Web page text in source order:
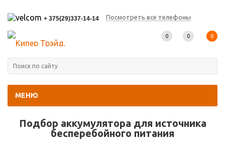
+ 375(29)337-14-14 Посмотреть все телефоны
МЕНЮ
0 0 0
Подбор аккумулятора для источника
беcперебойного питания